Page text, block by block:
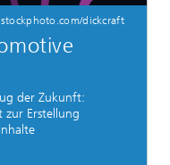
dickcraft
der Zukunft:
zur Erstellung